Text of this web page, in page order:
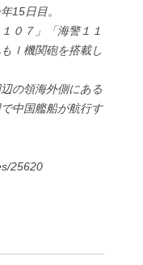
15日目。
０７」「海警１１
ｌ機関砲を搭載し
の領海外側にある
中国艦船が航行す
25620